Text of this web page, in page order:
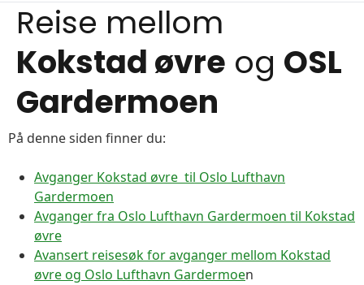
Reise mellom
Kokstad øvre og OSL
Gardermoen
På denne siden finner du:
Avganger Kokstad øvre til Oslo Lufthavn
Gardermoen
Avganger fra Oslo Lufthavn Gardermoen til Kokstad
øvre
Avansert reisesøk for avganger mellom Kokstad
øvre og Oslo Lufthavn Gardermoen